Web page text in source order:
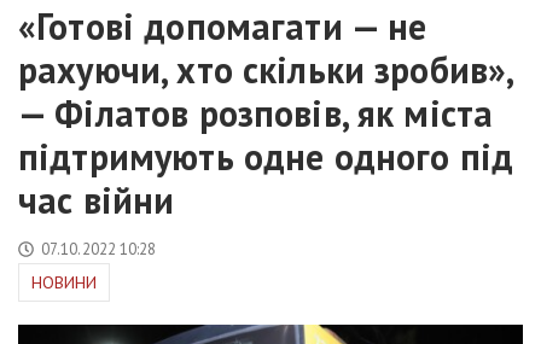
«Готові допомагати — не
рахуючи, хто скільки зробив»,
— Філатов розповів, як міста
підтримують одне одного під
час війни
07.10.2022 10:28
НОВИНИ